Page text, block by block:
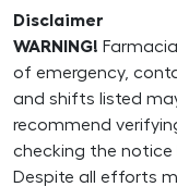
Disclaimer
WARNING!
of emergency,
and shifts listed
recommend
checking the
Despite all efforts